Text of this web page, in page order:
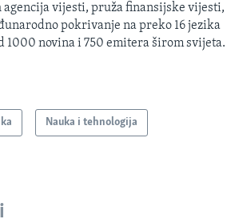
agencija vijesti, pruža finansijske vijesti,
pokrivanje na preko 16 jezika
1000 novina i 750 emitera širom svijeta.
Nauka i tehnologija